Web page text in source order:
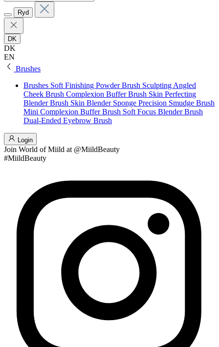
Ryd
DK
DK
EN
Brushes
Brushes Soft Finishing Powder Brush Sculpting Angled
Cheek Brush Complexion Buffer Brush Skin Perfecting
Blender Brush Skin Blender Sponge Precision Smudge Brush
Mini Complexion Buffer Brush Soft Focus Blender Brush
Dual-Ended Eyebrow Brush
Login
Join World of Miild at @MiildBeauty
#MiildBeauty